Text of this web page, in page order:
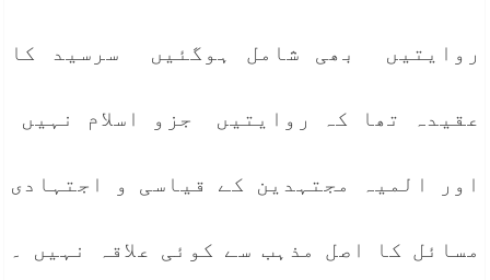
روایتیں بھی شامل ہوگئیں سرسید کا
عقیدہ تھا کہ روایتیں جزو اسلام نہیں
اور المیہ مجتہدین کے قیاسی و اجتہادی
مسائل کا اصل مذہب سے کوئی علاقہ نہیں ۔